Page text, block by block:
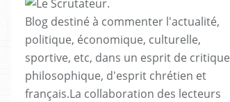
Blog destiné à commenter l'actualité,
politique, économique, culturelle,
sportive, etc, dans un esprit de critique
philosophique, d'esprit chrétien et
français.La collaboration des lecteurs